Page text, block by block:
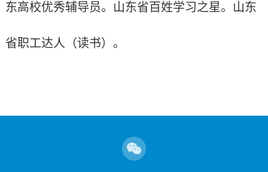
东高校优秀辅导员。山东省百姓学习之星。山东
省职工达人（读书）。